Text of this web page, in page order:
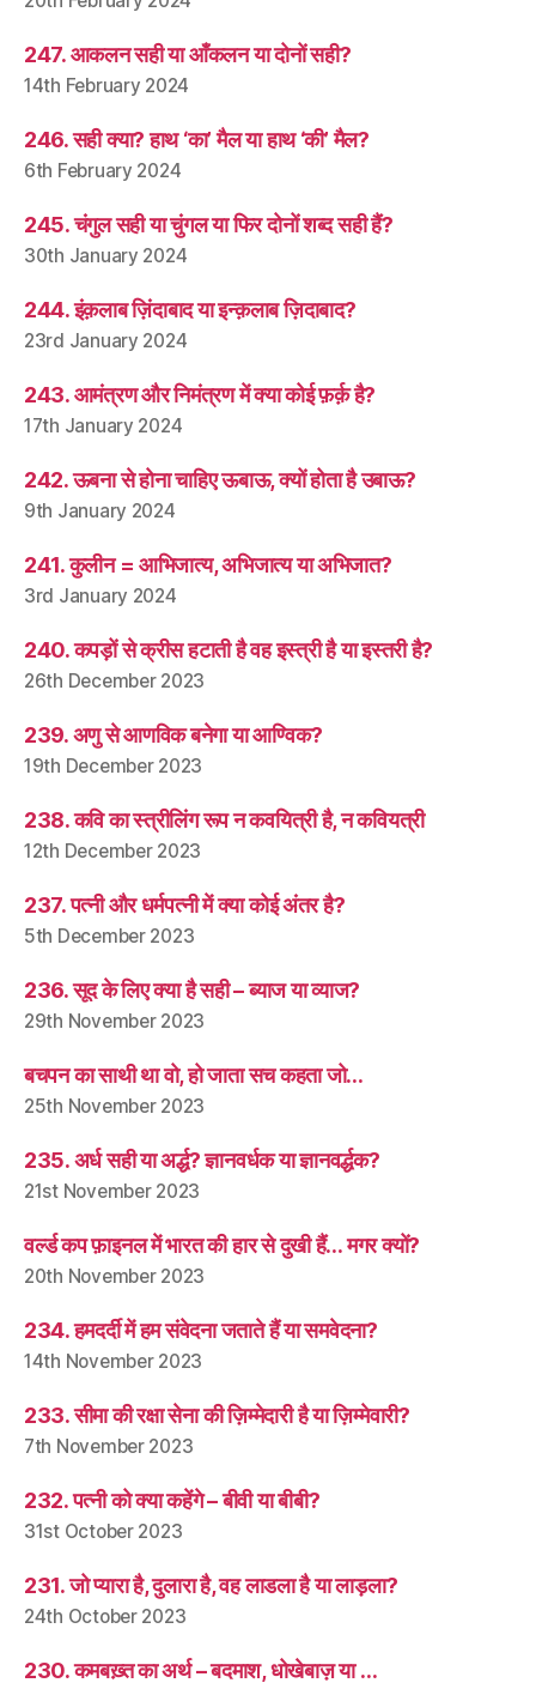
247. आकलन सही या आँकलन या दोनों सही?
14th February 2024
246. सही क्या? हाथ ‘का’ मैल या हाथ ‘की’ मैल?
6th February 2024
245. चंगुल सही या चुंगल या फिर दोनों शब्द सही हैं?
30th January 2024
244. इंक़लाब ज़िंदाबाद या इन्क़लाब ज़िदाबाद?
23rd January 2024
243. आमंत्रण और निमंत्रण में क्या कोई फ़र्क़ है?
17th January 2024
242. ऊबना से होना चाहिए ऊबाऊ, क्यों होता है उबाऊ?
9th January 2024
241. कुलीन = आभिजात्य, अभिजात्य या अभिजात?
3rd January 2024
240. कपड़ों से क्रीस हटाती है वह इस्त्री है या इस्तरी है?
26th December 2023
239. अणु से आणविक बनेगा या आण्विक?
19th December 2023
238. कवि का स्त्रीलिंग रूप न कवयित्री है, न कवियत्री
12th December 2023
237. पत्नी और धर्मपत्नी में क्या कोई अंतर है?
5th December 2023
236. सूद के लिए क्या है सही – ब्याज या व्याज?
29th November 2023
बचपन का साथी था वो, हो जाता सच कहता जो…
25th November 2023
235. अर्ध सही या अर्द्ध? ज्ञानवर्धक या ज्ञानवर्द्धक?
21st November 2023
वर्ल्ड कप फ़ाइनल में भारत की हार से दुखी हैं… मगर क्यों?
20th November 2023
234. हमदर्दी में हम संवेदना जताते हैं या समवेदना?
14th November 2023
233. सीमा की रक्षा सेना की ज़िम्मेदारी है या ज़िम्मेवारी?
7th November 2023
232. पत्नी को क्या कहेंगे – बीवी या बीबी?
31st October 2023
231. जो प्यारा है, दुलारा है, वह लाडला है या लाड़ला?
24th October 2023
230. कमबख़्त का अर्थ – बदमाश, धोखेबाज़ या …